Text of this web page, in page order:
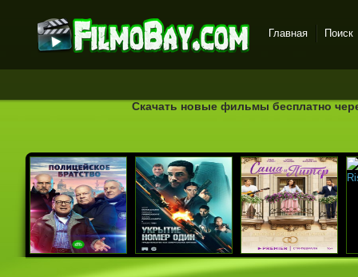
качестве бесплатно
Главная Поиск
Скачать новые фильмы бесплатно